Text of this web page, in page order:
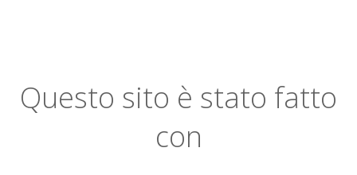
Questo sito è stato fatto
con